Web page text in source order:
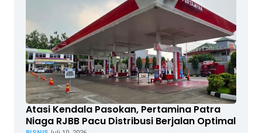
Atasi Kendala Pasokan, Pertamina Patra
Niaga RJBB Pacu Distribusi Berjalan Optimal